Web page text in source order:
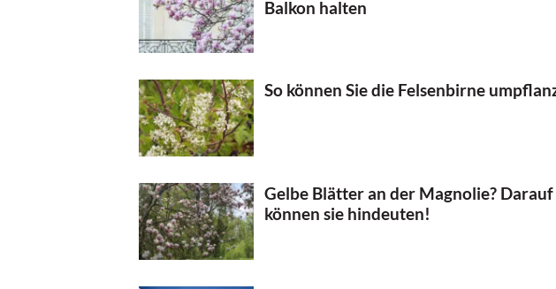
Balkon halten
So können Sie die Felsenbirne
Gelbe Blätter an der Magnolie? Darauf
können sie hindeuten!